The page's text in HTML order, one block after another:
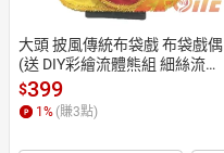
大頭 披風傳統布袋戲 布袋戲偶
(送 DIY彩繪流體熊組 細絲流蘇
戲偶架)禮物布偶 木偶人偶玩偶
童玩 玩具 布袋戲手偶
$399
1 % (賺3點)